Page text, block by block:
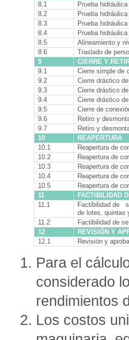
8.1
Prueba
8.2
Prueba
8.3
Prueba
8.4
Prueba
8.5
Alineamiento y
8.6
Traslado de
9
CIERRE Y
9.1
Cierre simple de
9.2
Cierre drástico
9.3
Cierre drástico
9.4
Cierre drástico
9.5
Cierre de
9.6
Retiro y
9.7
Retiro y
10
REAPERTURA
10.1
Reapertura de
10.2
Reapertura de
10.3
Reapertura de
10.4
Reapertura de
10.5
Reapertura de
11
FACTIBILIDAD
11.1
Factibilidad de
de lotes, quintas
11.2
Factibilidad de
12
REVISIÓN Y
12.1
Revisión y
Para el
considerado
rendimientos
Los costos